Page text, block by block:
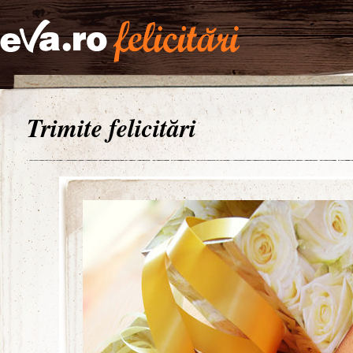
Trimite felicitări